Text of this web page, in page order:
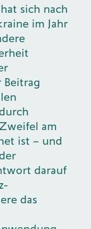
sich nach
im Jahr
Beitrag
am
ist – und
darauf
das